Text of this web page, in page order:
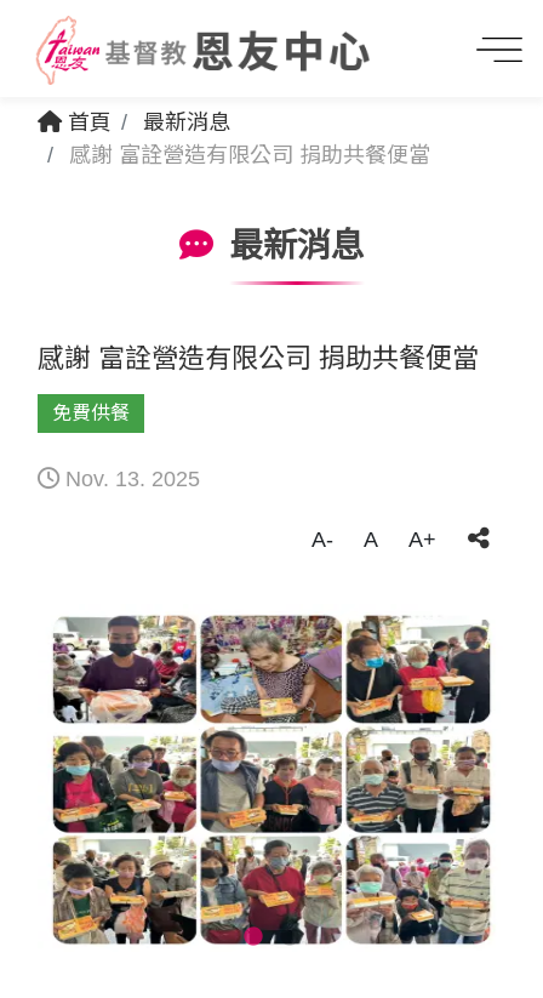
首頁
最新消息
感謝 富詮營造有限公司 捐助共餐便當
最新消息
感謝 富詮營造有限公司 捐助共餐便當
免費供餐
Nov. 13. 2025
A- A A+